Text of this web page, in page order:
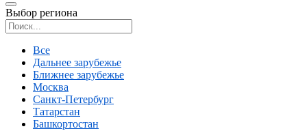
Выбор региона
Все
Дальнее зарубежье
Ближнее зарубежье
Москва
Санкт-Петербург
Татарстан
Башкортостан